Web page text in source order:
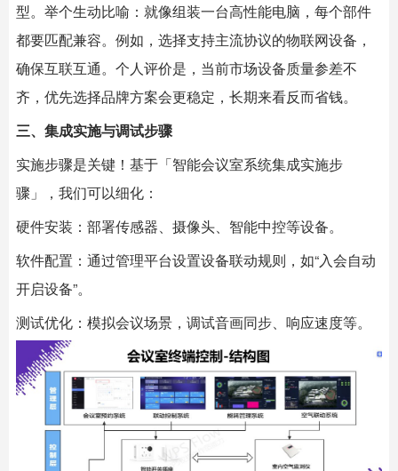
型。举个生动比喻：就像组装一台高性能电脑，每个部件
都要匹配兼容。例如，选择支持主流协议的物联网设备，
确保互联互通。个人评价是，当前市场设备质量参差不
齐，优先选择品牌方案会更稳定，长期来看反而省钱。
三、集成实施与调试步骤
实施步骤是关键！基于「智能会议室系统集成实施步
骤」，我们可以细化：
硬件安装：部署传感器、摄像头、智能中控等设备。
软件配置：通过管理平台设置设备联动规则，如“入会自动
开启设备”。
测试优化：模拟会议场景，调试音画同步、响应速度等。